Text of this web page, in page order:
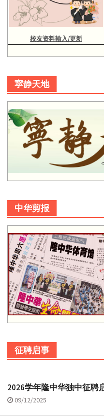
校友资料输入/更新
寜静天地
中华剪报
征聘启事
2026学年隆中华独中征聘
09/12/2025